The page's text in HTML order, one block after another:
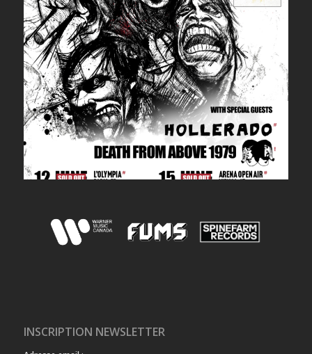
INSCRIPTION NEWSLETTER